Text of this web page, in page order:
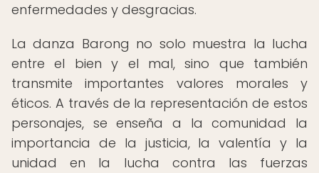
enfermedades y desgracias.
La danza Barong no solo muestra la lucha
entre el bien y el mal, sino que también
transmite importantes valores morales y
éticos. A través de la representación de estos
personajes, se enseña a la comunidad la
importancia de la justicia, la valentía y la
unidad en la lucha contra las fuerzas